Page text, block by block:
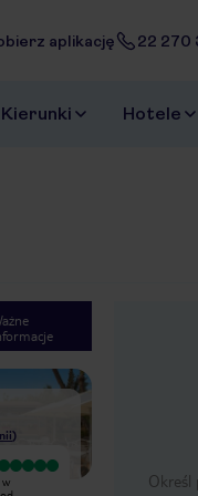
aplikację 22 270
Kierunki Hotele
Określ
Next slide
1/36
)
Witam. Hotel